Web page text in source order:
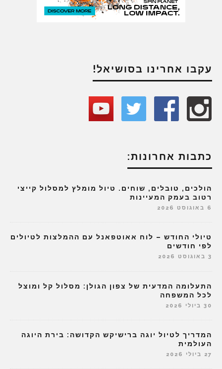
עקבו אחרינו בסושיאל!
כתבות אחרונות:
הולכים, טובלים, שוחים. טיול מומלץ למסלול קייצי
רטוב בעמק המעיינות
6 באוגוסט 2026
טיולי החודש – לוח אאוטפאנל עם ההמלצות לטיולים
לפי חודשים
3 באוגוסט 2026
התעלומה המדעית של צפון הגולן: מסלול קל ומוצל
לכל המשפחה
30 ביולי 2026
המדריך לטיול יוגה ברישיקש הקדושה: בירת היוגה
העולמית
27 ביולי 2026